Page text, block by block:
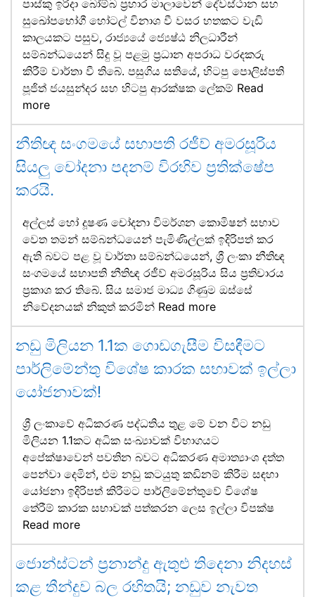
පාස්කු ඉරිදා බෝම්බ ප්‍රහාර මාලාවෙන් දේවස්ථාන සහ
සුඛෝපභෝගී හෝටල් විනාශ වී වසර හතකට වැඩි
කාලයකට පසුව, රාජ්‍යයේ ජ්‍යෙෂ්ඨ නිලධාරීන්
සම්බන්ධයෙන් සිදු වූ පළමු ප්‍රධාන අපරාධ වරදකරු
කිරීම් වාර්තා වී තිබේ. පසුගිය සතියේ, හිටපු පොලිස්පති
පූජිත් ජයසුන්දර සහ හිටපු ආරක්ෂක ලේකම් Read
more
නීතිඥ සංගමයේ සභාපති රජීව් අමරසූරිය
සියලු චෝදනා පදනම් විරහිව ප්‍රතික්ෂේප
කරයි.
අල්ලස් හෝ දූෂණ චෝදනා විමර්ශන කොමිෂන් සභාව
වෙත තමන් සම්බන්ධයෙන් පැමිණිල්ලක් ඉදිරිපත් කර
ඇති බවට පළ වූ වාර්තා සම්බන්ධයෙන්, ශ්‍රී ලංකා නීතිඥ
සංගමයේ සභාපති නීතිඥ රජීව් අමරසූරිය සිය ප්‍රතිචාරය
ප්‍රකාශ කර තිබේ. සිය සමාජ මාධ්‍ය ගිණුම ඔස්සේ
නිවේදනයක් නිකුත් කරමින් Read more
නඩු මිලියන 1.1ක ගොඩගැසීම විසඳීමට
පාර්ලිමේන්තු විශේෂ කාරක සභාවක් ඉල්ලා
යෝජනාවක්!
ශ්‍රී ලංකාවේ අධිකරණ පද්ධතිය තුළ මේ වන විට නඩු
මිලියන 1.1කට අධික සංඛ්‍යාවක් විභාගයට
අපේක්ෂාවෙන් පවතින බවට අධිකරණ අමාත්‍යාංශ දත්ත
පෙන්වා දෙමින්, එම නඩු කටයුතු කඩිනම් කිරීම සඳහා
යෝජනා ඉදිරිපත් කිරීමට පාර්ලිමේන්තුවේ විශේෂ
තේරීම් කාරක සභාවක් පත්කරන ලෙස ඉල්ලා විපක්ෂ
Read more
ජොන්ස්ටන් ප්‍රනාන්දු ඇතුළු තිදෙනා නිදහස්
කළ තීන්දුව බල රහිතයි; නඩුව නැවත